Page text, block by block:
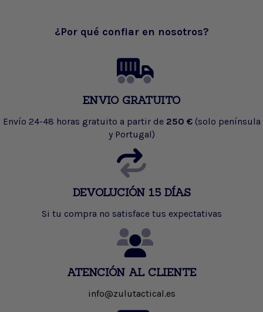
¿Por qué confiar en nosotros?
ENVIO GRATUITO
Envío 24-48 horas gratuito a partir de 250 € (solo península
y Portugal)
DEVOLUCIÓN 15 DÍAS
Si tu compra no satisface tus expectativas
ATENCIÓN AL CLIENTE
info@zulutactical.es